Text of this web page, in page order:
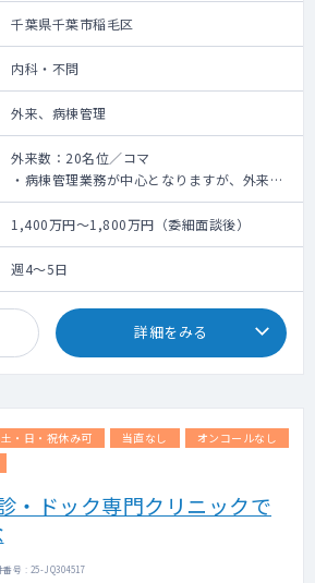
千葉県千葉市稲毛区
内科・不問
外来、病棟管理
外来数：20名位／コマ
・病棟管理業務が中心となりますが、外来診
療もお願いします
・外来：週1～2コマ
・受持ち数：20名位
・管理病棟：回復期リハビリテーション病
棟、地域包括ケア病棟
・早番、遅番：基本的にはありません。通
常、院長、副院長が対応されていますが、不
在の場合、ご相談いただく場合がございます
1,400万円～1,800万円（委細面談後）
週4～5日
詳細をみる
土・日・祝休み可 当直なし
オンコールなし
・ドック専門クリニックで
号 : 25-JQ304517